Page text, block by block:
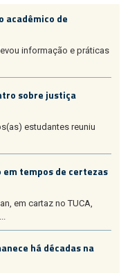
acadêmico de
informação e práticas
sobre justiça
estudantes reuniu
em tempos de certezas
em cartaz no TUCA,
há décadas na